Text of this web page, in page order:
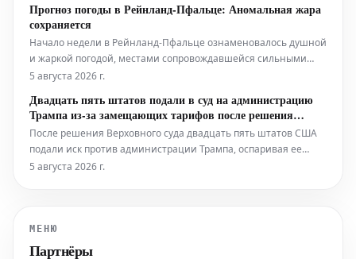
сотен метров в длину. До сих пор их точное значение
остается...
Прогноз погоды в Рейнланд-Пфальце: Аномальная жара
сохраняется
Начало недели в Рейнланд-Пфальце ознаменовалось душной
и жаркой погодой, местами сопровождавшейся сильными
грозами. Согласно прогнозам, в ближайшие дни аномальная
отсутствовать.
5 августа 2026 г.
Двадцать пять штатов подали в суд на администрацию
Трампа из-за замещающих тарифов после решения
Верховного суда
После решения Верховного суда двадцать пять штатов США
подали иск против администрации Трампа, оспаривая ее
обновленную тарифную программу. Они утверждают, что
5 августа 2026 г.
МЕНЮ
Партнёры